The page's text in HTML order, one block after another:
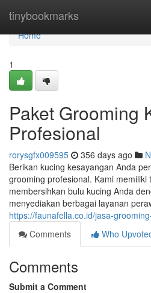
tinybookmarks
Home
Home
1
Paket Grooming
Profesional
rorysgfx009595 356 days ago
Berikan kucing kesayangan Anda
grooming profesional. Kami memiliki
membersihkan bulu kucing Anda
menyediakan berbagai layanan
https://faunafella.co.id/jasa-
Comments
Who
Comments
Submit a Comment